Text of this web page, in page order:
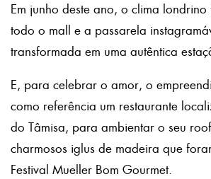
Em junho deste ano, o clima
todo o mall e a passarela
transformada em uma autêntica
E, para celebrar o amor, o
como referência um restaurante
do Tâmisa, para ambientar o seu
charmosos iglus de madeira que
Festival Mueller Bom Gourmet.